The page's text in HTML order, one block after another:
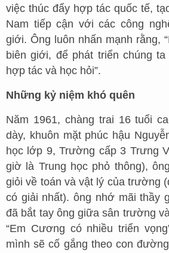
việc thúc đẩy hợp tác quốc tế,
Nam tiếp cận với các công
giới. Ông luôn nhấn mạnh rằng,
biên giới, để phát triển chúng
hợp tác và học hỏi”.
Những kỷ niệm khó quên
Năm 1961, chàng trai 16 tuổi
dày, khuôn mặt phúc hậu
học lớp 9, Trường cấp 3 Trưng
giờ là Trung học phỏ thông),
giỏi về toán và vật lý của trường
có giải nhất). ông nhớ mãi thầy
đã bắt tay ông giữa sân trường
“Em Cương có nhiều triển
mình sẽ cố gắng theo con